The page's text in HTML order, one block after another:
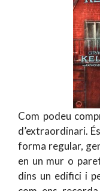
Com podeu
d’extraordinari.
forma regular,
en un mur o
dins un edifici i